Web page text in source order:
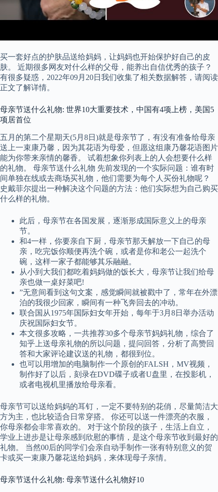
买一套好点的护肤品送给妈妈，让妈妈也开始保护好自己的皮
肤。 近期很多网友对什么样的父母，能养出自信优秀的孩子？
有很多疑惑，2022年09月20日我们收集了相关数据解答，请阅读
正文了解详情。
母亲节送什么礼物: 世界10大重要技术，中国有4项上榜，美国5
项居首位
五月的第二个星期天(5月8日)就是母亲节了，有没有准备给母亲
送上一束康乃馨，因为其花语为母爱，但愿这组康乃馨花语图片
能为你带来亲情的馨香。 试着想象你列表上的人会想要什么样
的礼物。 母亲节送什么礼物 先前发现的一个实际问题：谁有时
间单独在线或去商场买礼物，他们需要为每个人买份礼物呢？
史戴菲尔提出一种解决这个问题的方法：他们实际想为自己购买
什么样的礼物。
此后，母亲节在各国发展，逐渐形成国际意义上的母亲
节。
和4一样，你要亲自下厨，母亲节那天解放一下自己的母
亲，吃完饭你顺便再洗个碗，或者是你和老公一起洗个
碗，这样一家子都能够其乐融融。
从小到大我们都吃着妈妈做的饭长大，母亲节让我们给母
亲也做一桌好菜吧!
”无意间看到这句文案，感觉瞬间就被戳中了，常年在外漂
泊的我很少回家，瞬间有一种飞奔回去的冲动。
联合国从1975年国际妇女年开始，每年于3月8日举办活动
庆祝国际妇女节。
本文很多攻略，一共推荐30多个母亲节妈妈礼物，综合了
知乎上送母亲礼物的所以问题，提问回答，分析了高赞回
答和大家评论建议送的礼物，都很到位。
也可以用增加的电脑制作一个原创的FALSH，MV视频，
制作好了以后，刻录在DVD碟子或者U盘里，在投影机，
或者电视机里播放给母亲看。
母亲节可以送给妈妈的耳钉，一定不要特别的花俏，尽量简洁大
方为主，也比较适合日常穿搭。 你还可以送一件漂亮的衣服，
你母亲都会非常喜欢的。 对于这个阶段的孩子，生活上自立，
学业上进步是让母亲感到欣慰的事情，是这个母亲节收到最好的
礼物。 当然00后的同学们会亲自动手制作一张有特别意义的贺
卡或买一束康乃馨花送给妈妈，来体现母子亲情。
母亲节送什么礼物: 母亲节送什么礼物好10